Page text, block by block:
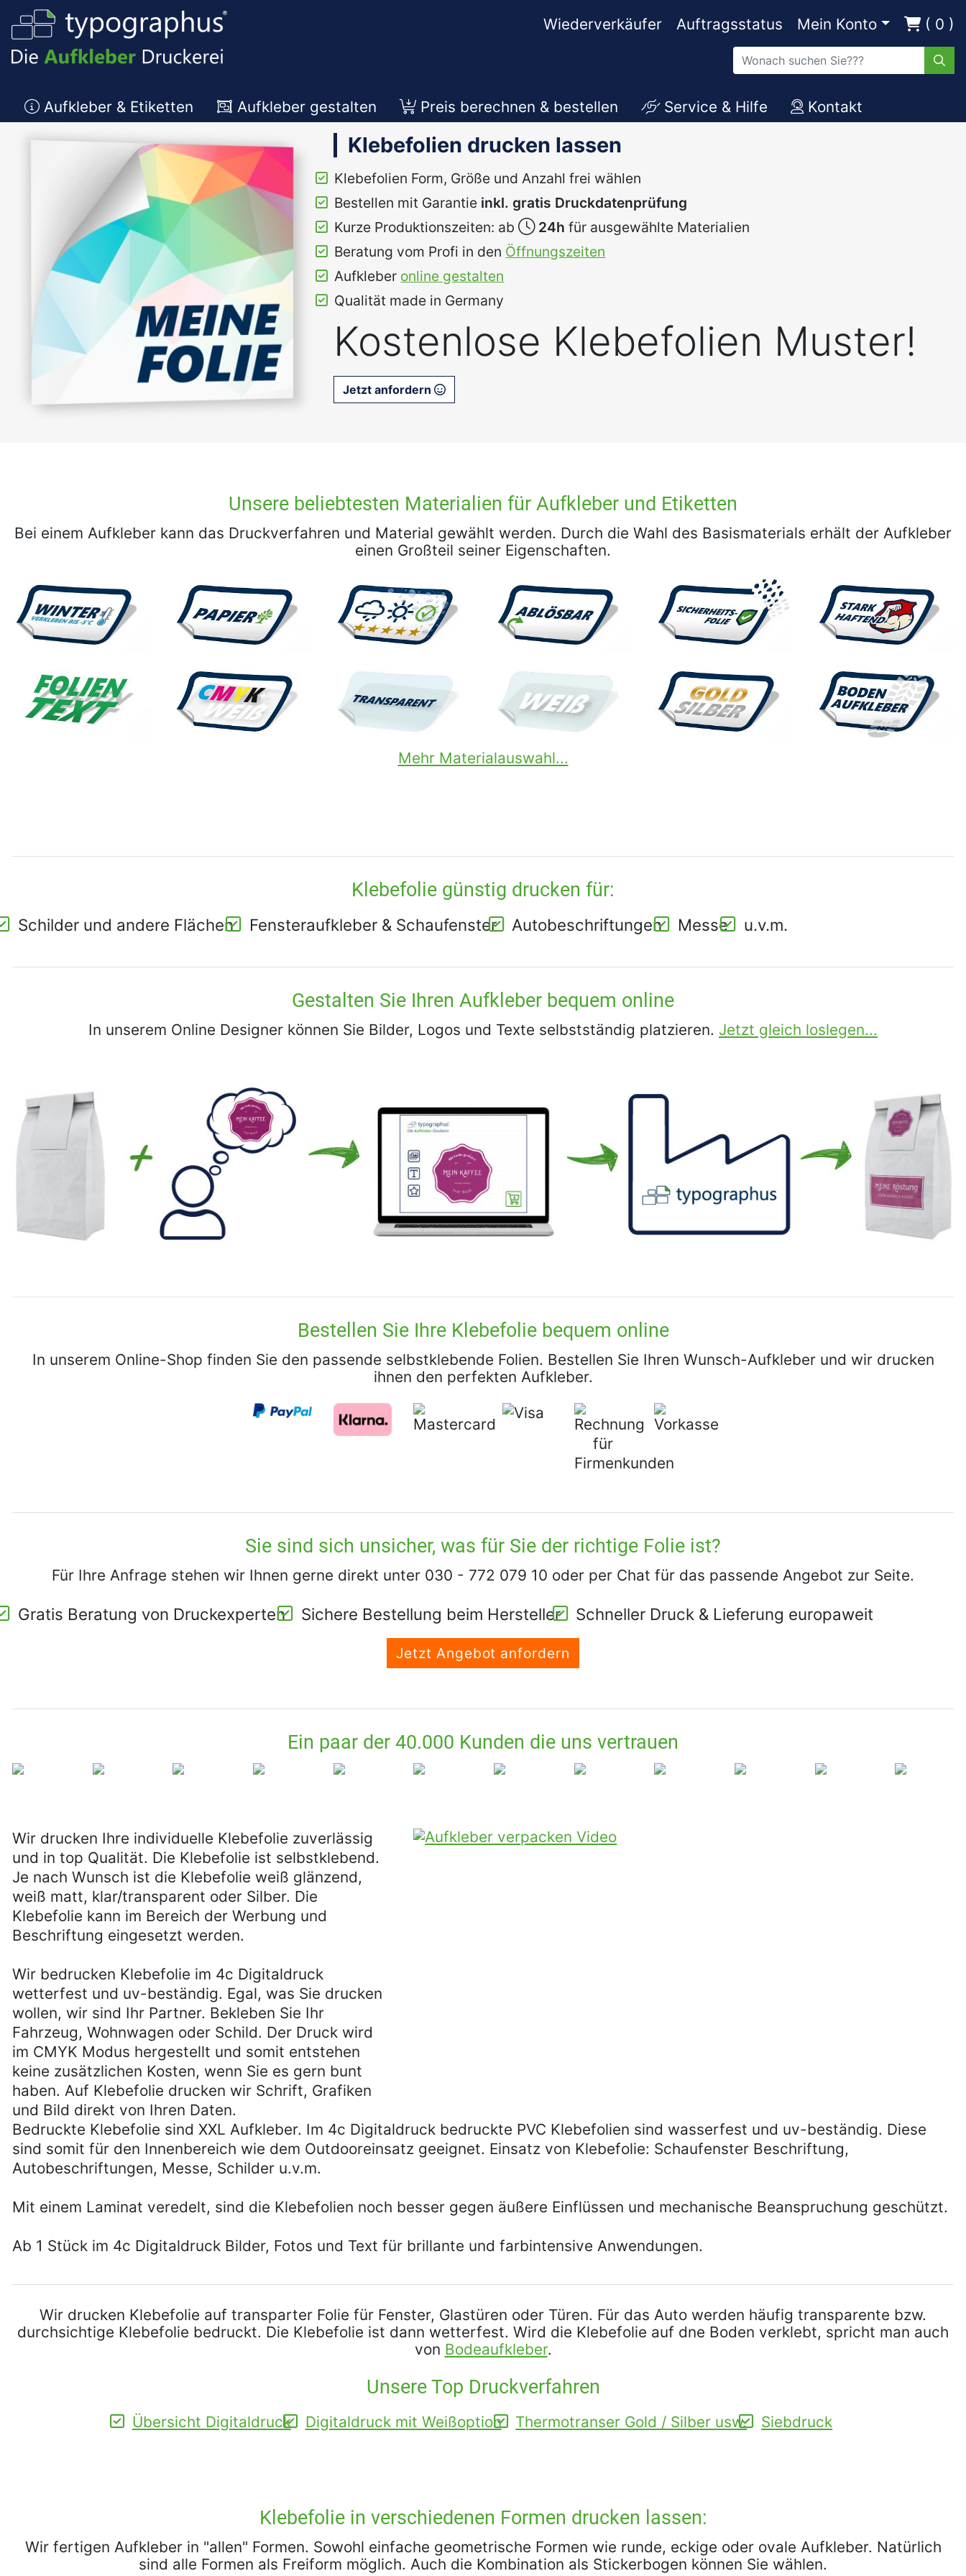
Wiederverkäufer Auftragsstatus Mein Konto ( 0 )
Aufkleber & Etiketten Aufkleber gestalten Preis berechnen & bestellen Service & Hilfe Kontakt
Klebefolien drucken lassen
Klebefolien Form, Größe und Anzahl frei wählen
Bestellen mit Garantie inkl. gratis Druckdatenprüfung
Kurze Produktionszeiten: ab
24h für ausgewählte Materialien
Beratung vom Profi in den Öffnungszeiten
Aufkleber online gestalten
Qualität made in Germany
Kostenlose Klebefolien Muster!
Jetzt anfordern
Unsere beliebtesten Materialien für Aufkleber und Etiketten
Bei einem Aufkleber kann das Druckverfahren und Material gewählt werden. Durch die Wahl des Basismaterials erhält der Aufkleber
einen Großteil seiner Eigenschaften.
Mehr Materialauswahl...
Klebefolie günstig drucken für:
Schilder und andere Flächen Fensteraufkleber & Schaufenster Autobeschriftungen Messe u.v.m.
Gestalten Sie Ihren Aufkleber bequem online
In unserem Online Designer können Sie Bilder, Logos und Texte selbstständig platzieren. Jetzt gleich loslegen...
Bestellen Sie Ihre Klebefolie bequem online
In unserem Online-Shop finden Sie den passende selbstklebende Folien. Bestellen Sie Ihren Wunsch-Aufkleber und wir drucken
ihnen den perfekten Aufkleber.
Sie sind sich unsicher, was für Sie der richtige Folie ist?
Für Ihre Anfrage stehen wir Ihnen gerne direkt unter 030 - 772 079 10 oder per Chat für das passende Angebot zur Seite.
Gratis Beratung von Druckexperten Sichere Bestellung beim Hersteller Schneller Druck & Lieferung europaweit
Jetzt Angebot anfordern
Ein paar der 40.000 Kunden die uns vertrauen
Wir drucken Ihre individuelle Klebefolie zuverlässig
und in top Qualität. Die Klebefolie ist selbstklebend.
Je nach Wunsch ist die Klebefolie weiß glänzend,
weiß matt, klar/transparent oder Silber. Die
Klebefolie kann im Bereich der Werbung und
Beschriftung eingesetzt werden.
Wir bedrucken Klebefolie im 4c Digitaldruck
wetterfest und uv-beständig. Egal, was Sie drucken
wollen, wir sind Ihr Partner. Bekleben Sie Ihr
Fahrzeug, Wohnwagen oder Schild. Der Druck wird
im CMYK Modus hergestellt und somit entstehen
keine zusätzlichen Kosten, wenn Sie es gern bunt
haben. Auf Klebefolie drucken wir Schrift, Grafiken
und Bild direkt von Ihren Daten.
Bedruckte Klebefolie sind XXL Aufkleber. Im 4c Digitaldruck bedruckte PVC Klebefolien sind wasserfest und uv-beständig. Diese
sind somit für den Innenbereich wie dem Outdooreinsatz geeignet. Einsatz von Klebefolie: Schaufenster Beschriftung,
Autobeschriftungen, Messe, Schilder u.v.m.
Mit einem Laminat veredelt, sind die Klebefolien noch besser gegen äußere Einflüssen und mechanische Beanspruchung geschützt.
Ab 1 Stück im 4c Digitaldruck Bilder, Fotos und Text für brillante und farbintensive Anwendungen.
Wir drucken Klebefolie auf transparter Folie für Fenster, Glastüren oder Türen. Für das Auto werden häufig transparente bzw.
durchsichtige Klebefolie bedruckt. Die Klebefolie ist dann wetterfest. Wird die Klebefolie auf dne Boden verklebt, spricht man auch
von Bodeaufkleber.
Unsere Top Druckverfahren
Übersicht Digitaldruck Digitaldruck mit Weißoption Thermotranser Gold / Silber usw. Siebdruck
Klebefolie in verschiedenen Formen drucken lassen:
Wir fertigen Aufkleber in "allen" Formen. Sowohl einfache geometrische Formen wie runde, eckige oder ovale Aufkleber. Natürlich
sind alle Formen als Freiform möglich. Auch die Kombination als Stickerbogen können Sie wählen.